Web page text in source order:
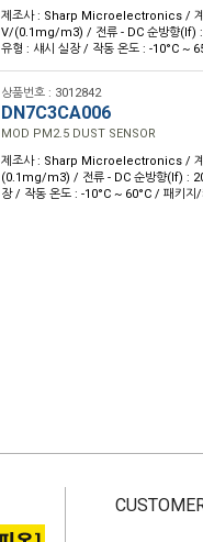
제조사 : Sharp Microelectronics / 계
V/(0.1mg/m3) / 전류 - DC 순방향(If)
유형 : 섀시 실장 / 작동 온도 : -10°C ~
상품번호 : 3012842
DN7C3CA006
MOD PM2.5 DUST SENSOR
제조사 : Sharp Microelectronics / 계
(0.1mg/m3) / 전류 - DC 순방향(If) :
장 / 작동 온도 : -10°C ~ 60°C / 패키지